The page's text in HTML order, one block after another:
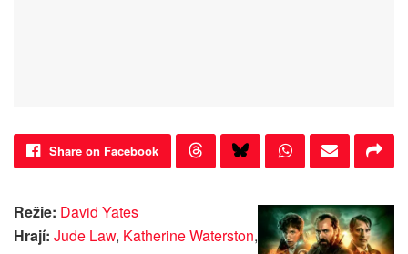
Share on Facebook
Režie: David Yates
Hrají: Jude Law, Katherine Waterston,